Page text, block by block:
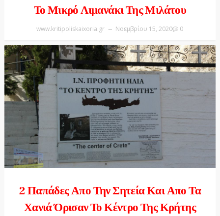
Το Μικρό Λιμανάκι Της Μιλάτου
www.kritipoliskaixoria.gr Νοεμβρίου 15, 2020 0
2 Παπάδες Απο Την Σητεία Και Απο Τα
Χανιά Όρισαν Το Κέντρο Της Κρήτης